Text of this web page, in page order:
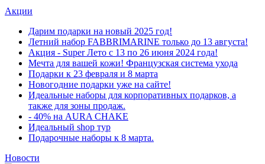
Акции
Дарим подарки на новый 2025 год!
Летний набор FABBRIMARINE только до 13 августа!
Акция - Super Лето с 13 по 26 июня 2024 года!
Мечта для вашей кожи! Французская система ухода
Подарки к 23 февраля и 8 марта
Новогодние подарки уже на сайте!
Идеальные наборы для корпоративных подарков, а
также для зоны продаж.
- 40% на AURA CHAKE
Идеальный shop тур
Подарочные наборы к 8 марта.
Новости